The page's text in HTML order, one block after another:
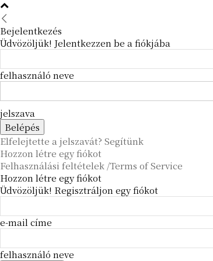
Bejelentkezés
Üdvözöljük! Jelentkezzen be a fiókjába
felhasználó neve
jelszava
Elfelejtette a jelszavát? Segítünk
Hozzon létre egy fiókot
Felhasználási feltételek /Terms of Service
Hozzon létre egy fiókot
Üdvözöljük! Regisztráljon egy fiókot
e-mail címe
felhasználó neve